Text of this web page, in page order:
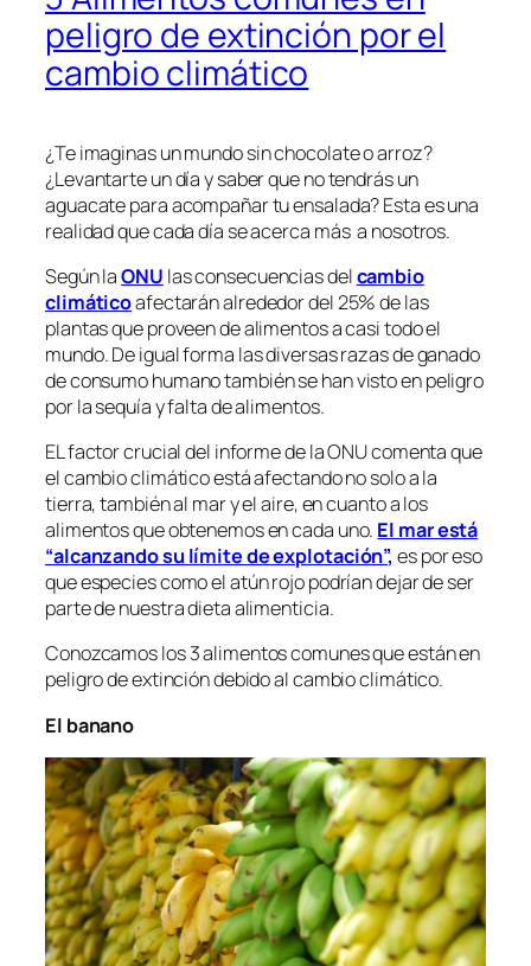
peligro de extinción por el
cambio climático
¿Te imaginas un mundo sin chocolate o arroz?
¿Levantarte un día y saber que no tendrás un
aguacate para acompañar tu ensalada? Esta es una
realidad que cada día se acerca más a nosotros.
Según laONU las consecuencias delcambio
climáticoafectarán alrededor del 25% de las
plantas que proveen de alimentos a casi todo el
mundo. De igual forma las diversas razas de ganado
de consumo humano también se han visto en peligro
por la sequía y falta de alimentos.
EL factor crucial del informe de la ONU comenta que
el cambio climático está afectando no solo a la
tierra, también al mar y el aire, en cuanto a los
alimentos que obtenemos en cada uno. El mar está
“alcanzando su límite de explotación”, es por eso
que especies como el atún rojo podrían dejar de ser
parte de nuestra dieta alimenticia.
Conozcamos los 3 alimentos comunes que están en
peligro de extinción debido al cambio climático.
El banano